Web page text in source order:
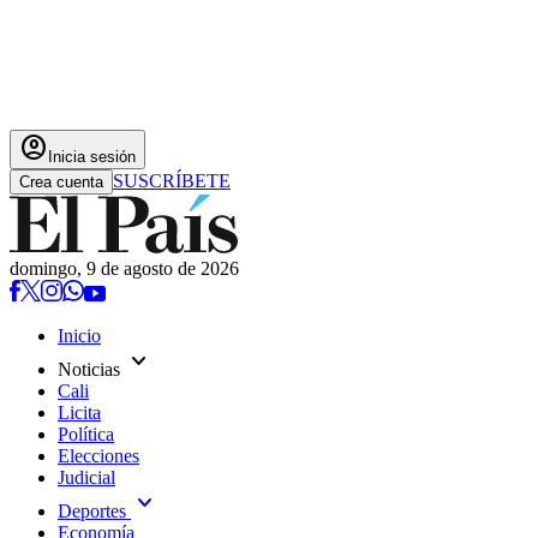
account_circle Inicia sesión
Crea cuenta SUSCRÍBETE
domingo, 9 de agosto de 2026
Inicio
Noticias expand_more
Cali
Licita
Política
Elecciones
Judicial
Deportes expand_more
Economía